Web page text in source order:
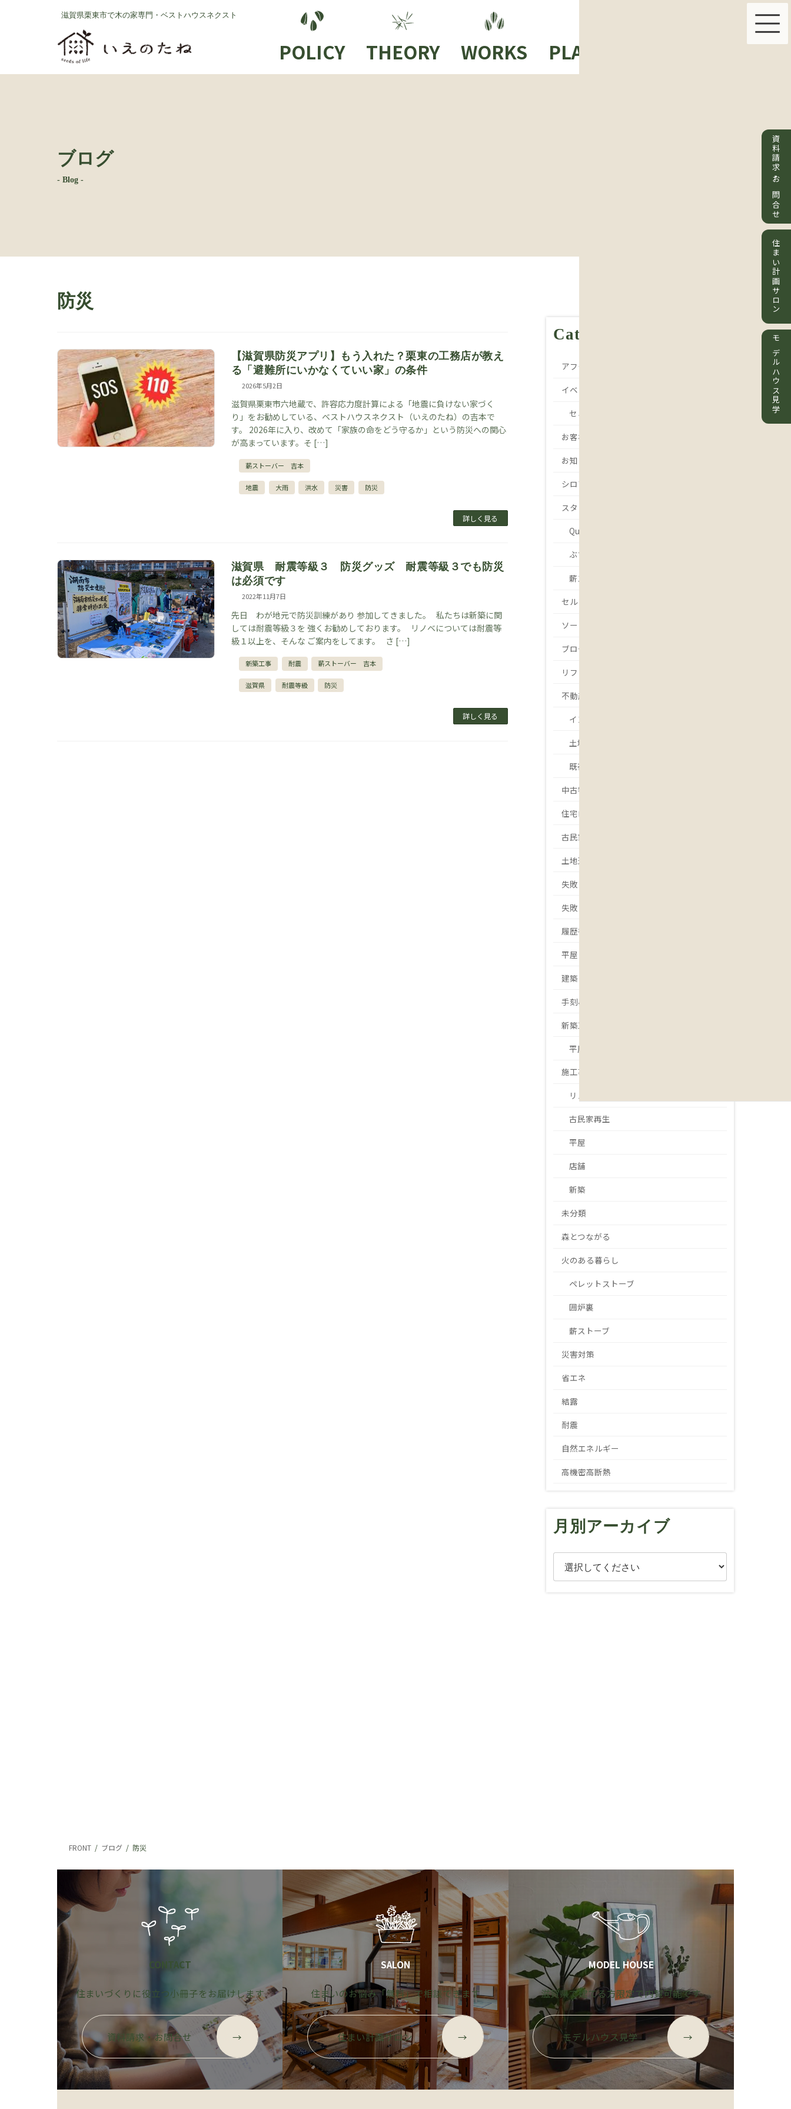
滋賀県栗東市で木の家専門・ベストハウスネクスト
POLICY THEORY WORKS PLAN & PRICE ABOUT US
ブログ
- Blog -
防災
【滋賀県防災アプリ】もう入れた？栗東の工務店が教え
る「避難所にいかなくていい家」の条件
2026年5月2日
滋賀県栗東市六地蔵で、許容応力度計算による「地震に負けない家づく
り」をお勧めしている、ベストハウスネクスト（いえのたね）の吉本で
す。 2026年に入り、改めて「家族の命をどう守るか」という防災への関心
が高まっています。そ […]
薪ストーバー 吉本
地震 大雨 洪水 災害 防災
詳しく見る
滋賀県 耐震等級３ 防災グッズ 耐震等級３でも防災
は必須です
2022年11月7日
先日 わが地元で防災訓練があり 参加してきました。 私たちは新築に関
しては耐震等級３を 強くお勧めしております。 リノベについては耐震等
級１以上を、そんな ご案内をしてます。 さ […]
新築工事 耐震 薪ストーバー 吉本
滋賀県 耐震等級 防災
詳しく見る
Category
アフターメンテナンス
イベント
セミナー
お客様の声
お知らせ
シロアリ
スタッフBlog
Que será será.
ぶちょーの・・・
薪ストーバー 吉本
セルフビルド
ソーラー発電
ブログ
リフォーム
不動産
インスペクション
土地
既存住宅状況調査
中古物件・中古住宅
住宅ローン
古民家
土地選び
失敗しない土地選び
失敗しない家づくり
履歴書
平屋
建築日誌
手刻みの家
新築工事
平屋
施工事例
リノベーション・リフォーム
古民家再生
平屋
店舗
新築
未分類
森とつながる
火のある暮らし
ペレットストーブ
囲炉裏
薪ストーブ
災害対策
省エネ
結露
耐震
自然エネルギー
高機密高断熱
月別アーカイブ
FRONT ブログ 防災
CONTACT
住まいづくりに役立つ小冊子をお届けします
資料請求・お問合せ →
グ
ル
ー
プ
リ
ン
SALON
住まいのお悩み「無料」で相談できます
住まい計画サロン →
グ
ル
ー
プ
リ
ン
MODEL HOUSE
滋賀県で建てる方限定で内覧可能です
モデルハウス見学 →
ル
ー
プ
リ
ン
資料請求・お問合せ
住まい計画サロン
モデルハウス見学